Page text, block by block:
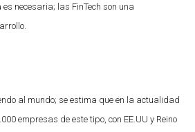
necesaria; las FinTech son una
al mundo; se estima que en la actualidad
empresas de este tipo, con EE.UU y Reino